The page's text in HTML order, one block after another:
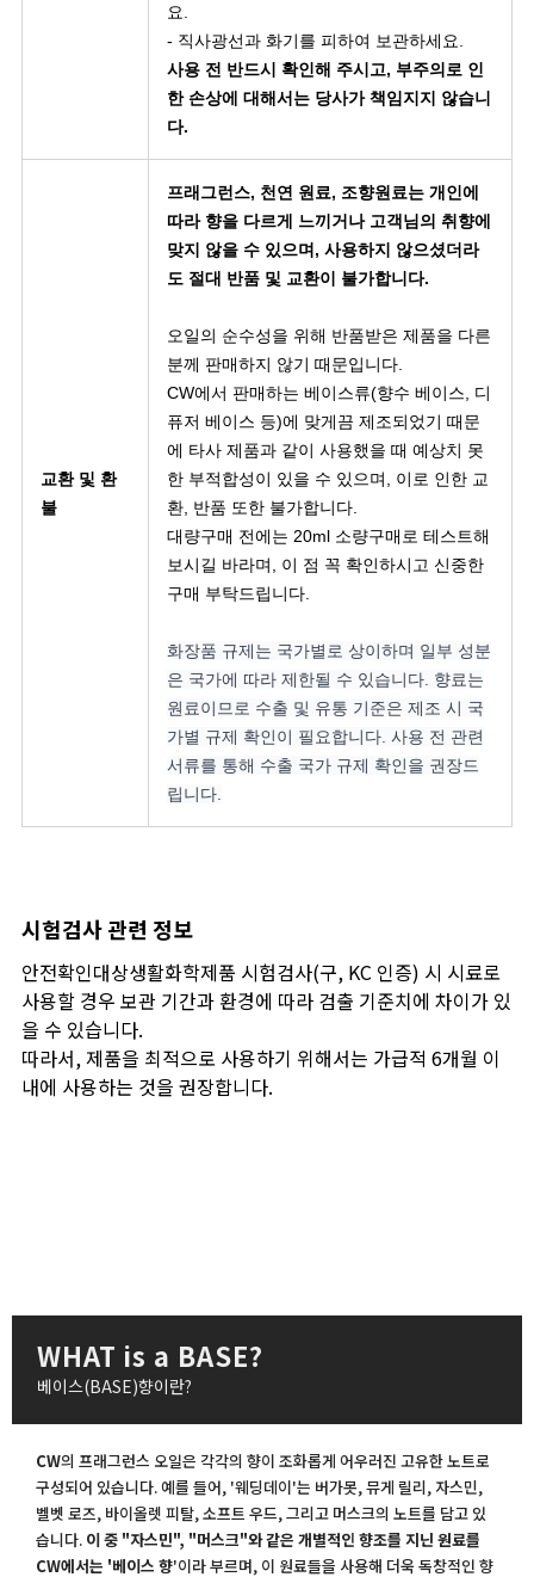
요.
- 직사광선과 화기를 피하여 보관하세요.
사용 전 반드시 확인해 주시고, 부주의로 인
한 손상에 대해서는 당사가 책임지지 않습니
다.
교환 및 환
불
프래그런스, 천연 원료, 조향원료는 개인에
따라 향을 다르게 느끼거나 고객님의 취향에
맞지 않을 수 있으며, 사용하지 않으셨더라
도 절대 반품 및 교환이 불가합니다.
오일의 순수성을 위해 반품받은 제품을 다른
분께 판매하지 않기 때문입니다.
CW에서 판매하는 베이스류(향수 베이스, 디
퓨저 베이스 등)에 맞게끔 제조되었기 때문
에 타사 제품과 같이 사용했을 때 예상치 못
한 부적합성이 있을 수 있으며, 이로 인한 교
환, 반품 또한 불가합니다.
대량구매 전에는 20ml 소량구매로 테스트해
보시길 바라며, 이 점 꼭 확인하시고 신중한
구매 부탁드립니다.
화장품 규제는 국가별로 상이하며 일부 성분
은 국가에 따라 제한될 수 있습니다. 향료는
원료이므로 수출 및 유통 기준은 제조 시 국
가별 규제 확인이 필요합니다. 사용 전 관련
서류를 통해 수출 국가 규제 확인을 권장드
립니다.
시험검사 관련 정보
안전확인대상생활화학제품 시험검사(구, KC 인증) 시 시료로
사용할 경우 보관 기간과 환경에 따라 검출 기준치에 차이가 있
을 수 있습니다.
따라서, 제품을 최적으로 사용하기 위해서는 가급적 6개월 이
내에 사용하는 것을 권장합니다.
WHAT is a BASE?
베이스(BASE)향이란?
CW의 프래그런스 오일은 각각의 향이 조화롭게 어우러진 고유한 노트로
구성되어 있습니다. 예를 들어, '웨딩데이'는 버가못, 뮤게 릴리, 자스민,
벨벳 로즈, 바이올렛 피탈, 소프트 우드, 그리고 머스크의 노트를 담고 있
습니다. 이 중 "자스민", "머스크"와 같은 개별적인 향조를 지닌 원료를
CW에서는 '베이스 향'이라 부르며, 이 원료들을 사용해 더욱 독창적인 향